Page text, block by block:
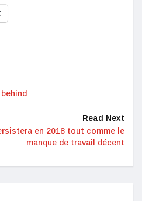
Read Next
en 2018 tout comme le
manque de travail décent